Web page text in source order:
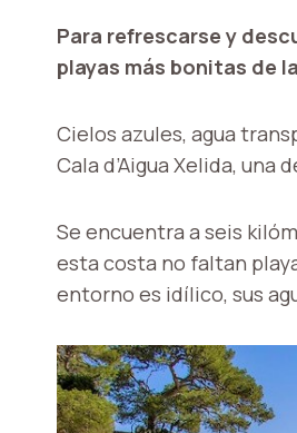
Para refrescarse y
playas más bonitas de
Cielos azules, agua
Cala d’Aigua Xelida, una
Se encuentra a seis
esta costa no faltan
entorno es idílico, sus